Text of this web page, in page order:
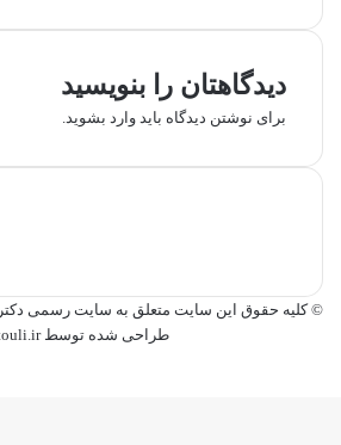
دیدگاهتان را بنویسید
برای نوشتن دیدگاه باید وارد بشوید.
© کلیه حقوق این سایت متعلق به سایت رسمی
طراحی شده توسط